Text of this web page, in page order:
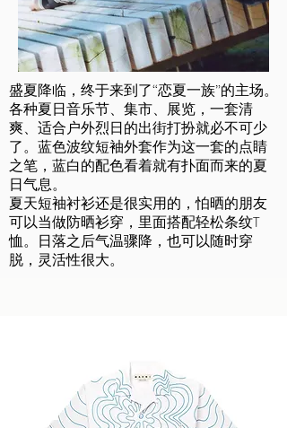
盛夏降临，终于来到了“恋夏一族”的主场。
各种夏日音乐节、集市、展览，一套清
爽、适合户外烈日的出街打扮就必不可少
了。蓝色波纹短袖外套作为这一套的点睛
之笔，蓝白的配色看着就有扑面而来的夏
日气息。
夏天短袖衬衫还是很实用的，怕晒的朋友
可以当做防晒衫穿，里面搭配轻松条纹T
恤。日落之后气温骤降，也可以随时穿
脱，灵活性很大。